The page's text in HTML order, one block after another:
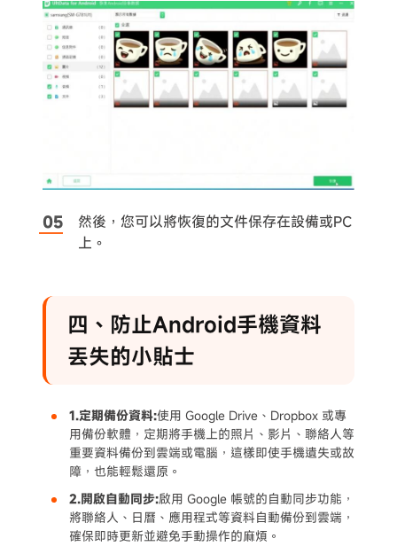
然後，您可以將恢復的文件保存在設備或PC
上。
四、防止Android手機資料
丟失的小貼士
1.定期備份資料:使用 Google Drive、Dropbox 或專
用備份軟體，定期將手機上的照片、影片、聯絡人等
重要資料備份到雲端或電腦，這樣即使手機遺失或故
障，也能輕鬆還原。
2.開啟自動同步:啟用 Google 帳號的自動同步功能，
將聯絡人、日曆、應用程式等資料自動備份到雲端，
確保即時更新並避免手動操作的麻煩。